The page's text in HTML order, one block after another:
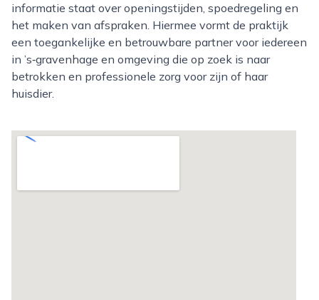
informatie staat over openingstijden, spoedregeling en
het maken van afspraken. Hiermee vormt de praktijk
een toegankelijke en betrouwbare partner voor iedereen
in ’s‑gravenhage en omgeving die op zoek is naar
betrokken en professionele zorg voor zijn of haar
huisdier.